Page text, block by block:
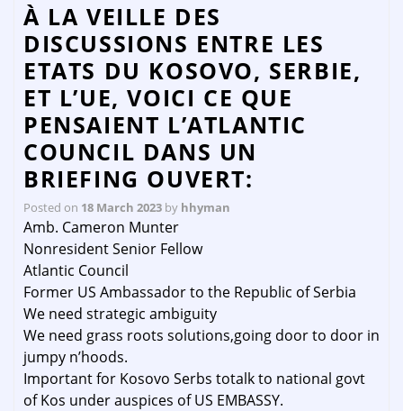
À LA VEILLE DES
DISCUSSIONS ENTRE LES
ETATS DU KOSOVO, SERBIE,
ET L’UE, VOICI CE QUE
PENSAIENT L’ATLANTIC
COUNCIL DANS UN
BRIEFING OUVERT:
Posted on 18 March 2023 by hhyman
Amb. Cameron Munter
Nonresident Senior Fellow
Atlantic Council
Former US Ambassador to the Republic of Serbia
We need strategic ambiguity
We need grass roots solutions,going door to door in
jumpy n’hoods.
Important for Kosovo Serbs totalk to national govt
of Kos under auspices of US EMBASSY.